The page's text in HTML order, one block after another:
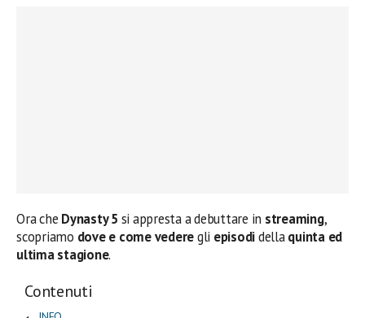
Ora che Dynasty 5 si appresta a debuttare in streaming,
scopriamo dove e come vederegli episodidellaquinta ed
ultima stagione.
Contenuti